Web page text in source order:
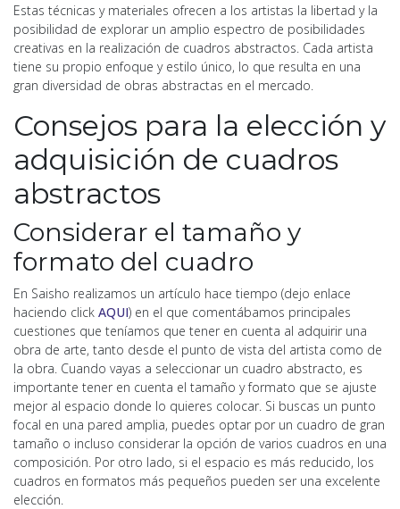
Estas técnicas y materiales ofrecen a los artistas la libertad y la
posibilidad de explorar un amplio espectro de posibilidades
creativas en la realización de cuadros abstractos. Cada artista
tiene su propio enfoque y estilo único, lo que resulta en una
gran diversidad de obras abstractas en el mercado.
Consejos para la elección y
adquisición de cuadros
abstractos
Considerar el tamaño y
formato del cuadro
En Saisho realizamos un artículo hace tiempo (dejo enlace
haciendo click AQUI) en el que comentábamos principales
cuestiones que teníamos que tener en cuenta al adquirir una
obra de arte, tanto desde el punto de vista del artista como de
la obra. Cuando vayas a seleccionar un cuadro abstracto, es
importante tener en cuenta el tamaño y formato que se ajuste
mejor al espacio donde lo quieres colocar. Si buscas un punto
focal en una pared amplia, puedes optar por un cuadro de gran
tamaño o incluso considerar la opción de varios cuadros en una
composición. Por otro lado, si el espacio es más reducido, los
cuadros en formatos más pequeños pueden ser una excelente
elección.